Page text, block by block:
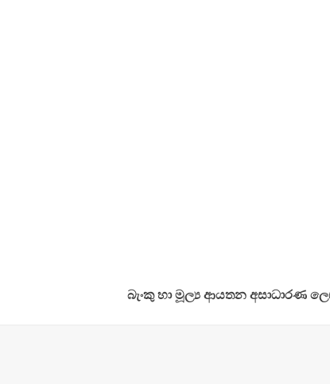
බැංකු හා මූල්‍ය ආයතන අසාධාරණ